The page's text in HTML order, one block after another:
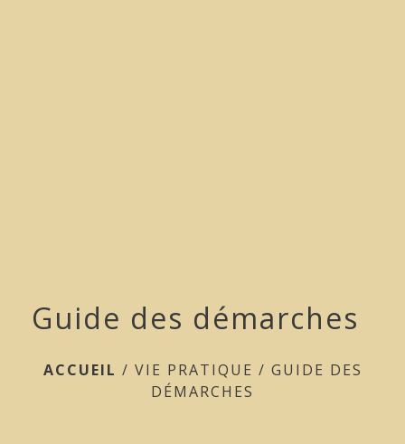
Guide des démarches
ACCUEIL / VIE PRATIQUE / GUIDE DES
DÉMARCHES